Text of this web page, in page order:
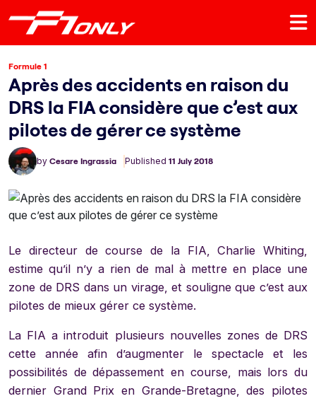
Formule 1
Après des accidents en raison du
DRS la FIA considère que c’est aux
pilotes de gérer ce système
by Cesare Ingrassia Published 11 July 2018
Le directeur de course de la FIA, Charlie Whiting,
estime qu’il n’y a rien de mal à mettre en place une
zone de DRS dans un virage, et souligne que c’est aux
pilotes de mieux gérer ce système.
La FIA a introduit plusieurs nouvelles zones de DRS
cette année afin d’augmenter le spectacle et les
possibilités de dépassement en course, mais lors du
dernier Grand Prix en Grande-Bretagne, des pilotes